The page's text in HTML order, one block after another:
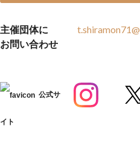
主催団体に
お問い合わせ
公式サ
イト